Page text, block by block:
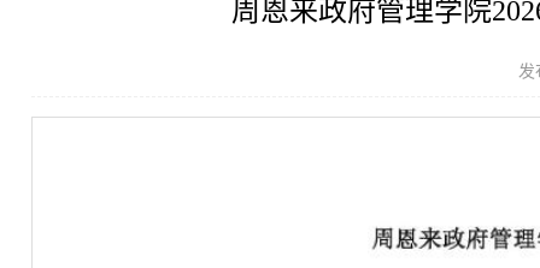
周恩来政府管理学院